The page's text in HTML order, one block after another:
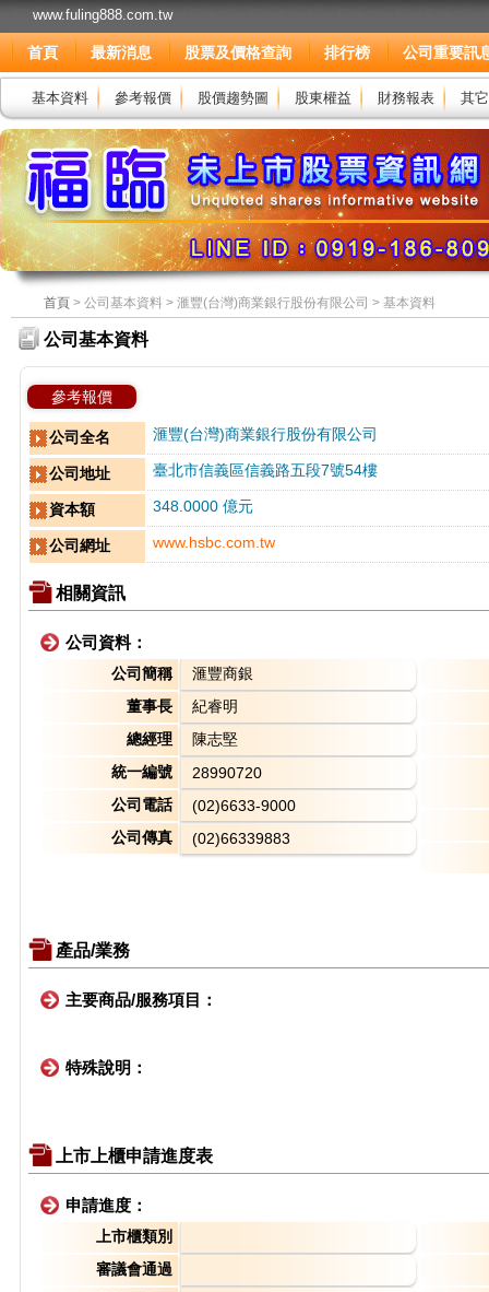
www.fuling888.com.tw
首頁 最新消息 股票及價格查詢 排行榜 公司重要訊
基本資料 參考報價 股價趨勢圖 股東權益 財務報表 其
首頁 > 公司基本資料 > 滙豐(台灣)商業銀行股份有限公司 > 基本資料
公司基本資料
參考報價
公司全名 滙豐(台灣)商業銀行股份有限公司
公司地址 臺北市信義區信義路五段7號54樓
資本額 348.0000 億元
公司網址 www.hsbc.com.tw
相關資訊
公司資料：
公司簡稱
滙豐商銀
董事長
紀睿明
總經理
陳志堅
統一編號
28990720
公司電話
(02)6633-9000
公司傳真
(02)66339883
產品/業務
主要商品/服務項目：
特殊說明：
上市上櫃申請進度表
申請進度：
上市櫃類別
審議會通過